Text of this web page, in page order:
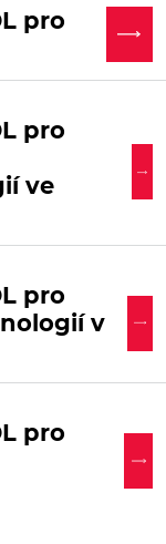
pro
pro
ve
pro
v
pro